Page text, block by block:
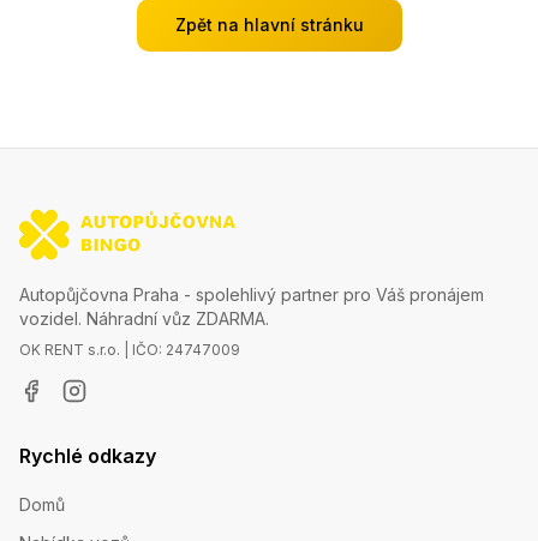
Zpět na hlavní stránku
Autopůjčovna Praha - spolehlivý partner pro Váš pronájem
vozidel. Náhradní vůz ZDARMA.
OK RENT s.r.o. | IČO: 24747009
Rychlé odkazy
Domů